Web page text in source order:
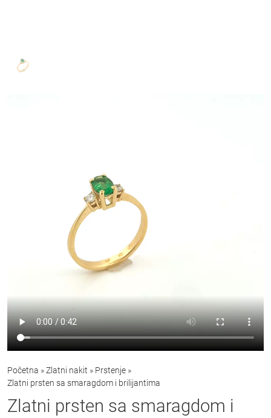
Početna »Zlatni nakit » Prstenje »
Zlatni prsten sa smaragdom i brilijantima
Zlatni prsten sa smaragdom i